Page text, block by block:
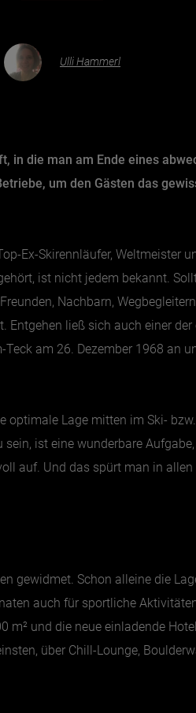
Ulli Hammerl
in die man am Ende eines
um den Gästen das
Ex-Skirennläufer, Weltmeister
ist nicht jedem bekannt.
Nachbarn,
ließ sich auch einer
am 26. Dezember 1968 an
Lage mitten im Ski-
ist eine wunderbare
auf. Und das spürt man in allen
gewidmet. Schon alleine die
auch für sportliche
m² und die neue einladende
über Chill-Lounge,